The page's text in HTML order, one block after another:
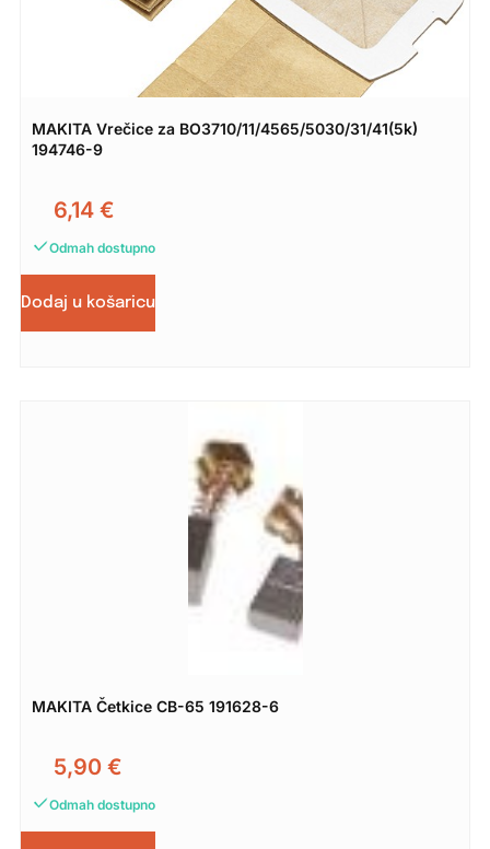
MAKITA Vrečice za BO3710/11/4565/5030/31/41(5k)
194746-9
6,14 €
Odmah dostupno
Dodaj u košaricu
MAKITA Četkice CB-65 191628-6
5,90 €
Odmah dostupno